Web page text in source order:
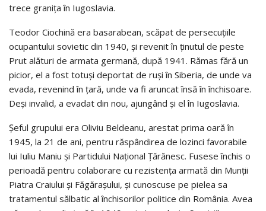
trece granița în Iugoslavia.
Teodor Ciochină era basarabean, scăpat de persecuțiile
ocupantului sovietic din 1940, și revenit în ținutul de peste
Prut alături de armata germană, după 1941. Rămas fără un
picior, el a fost totuși deportat de ruși în Siberia, de unde va
evada, revenind în țară, unde va fi aruncat însă în închisoare.
Deși invalid, a evadat din nou, ajungând și el în Iugoslavia.
Șeful grupului era Oliviu Beldeanu, arestat prima oară în
1945, la 21 de ani, pentru răspândirea de lozinci favorabile
lui Iuliu Maniu și Partidului Național Țărănesc. Fusese închis o
perioadă pentru colaborare cu rezistența armată din Munții
Piatra Craiului și Făgărașului, și cunoscuse pe pielea sa
tratamentul sălbatic al închisorilor politice din România. Avea